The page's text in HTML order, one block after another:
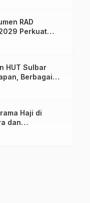
RAD
Perkuat
Berkelanjutan
HUT Sulbar
Berbagai
Pemprov
Haji di
dan
Tinjau